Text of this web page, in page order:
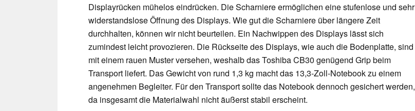
Displayrücken mühelos eindrücken. Die Scharniere ermöglichen eine stufenlose und sehr
widerstandslose Öffnung des Displays. Wie gut die Scharniere über längere Zeit
durchhalten, können wir nicht beurteilen. Ein Nachwippen des Displays lässt sich
zumindest leicht provozieren. Die Rückseite des Displays, wie auch die Bodenplatte, sind
mit einem rauen Muster versehen, weshalb das Toshiba CB30 genügend Grip beim
Transport liefert. Das Gewicht von rund 1,3 kg macht das 13,3-Zoll-Notebook zu einem
angenehmen Begleiter. Für den Transport sollte das Notebook dennoch gesichert werden,
da insgesamt die Materialwahl nicht äußerst stabil erscheint.